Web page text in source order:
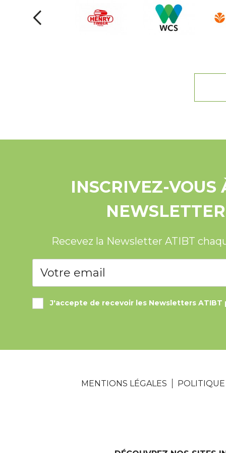
INSCRIVEZ-VOUS
NEWSLETTER
Recevez la Newsletter ATIBT
J'accepte de recevoir les Newsletters ATIBT
MENTIONS LÉGALES